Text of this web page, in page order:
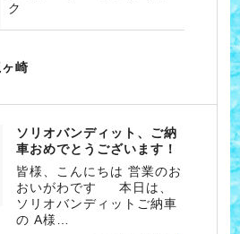
ク
崎
ソリオバンディット、ご納
車おめでとうございます！
皆様、こんにちは 営業のお
おいがわです 本日は、
ソリオバンディットご納車
の A様…